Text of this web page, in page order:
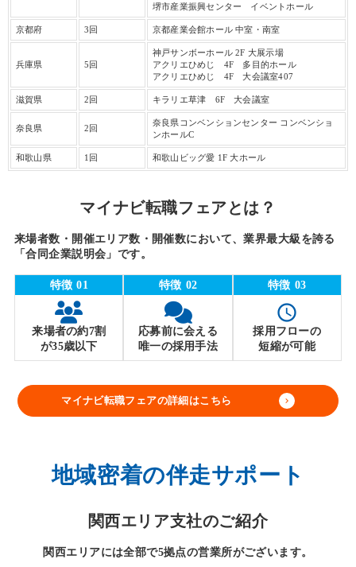
堺市産業振興センター イベントホール
京都府 3回 京都産業会館ホール 中室・南室
兵庫県 5回
神戸サンボーホール 2F 大展示場
アクリエひめじ 4F 多目的ホール
アクリエひめじ 4F 大会議室407
滋賀県 2回 キラリエ草津 6F 大会議室
奈良県 2回
奈良県コンベンションセンター コンベンショ
ンホールC
和歌山県 1回 和歌山ビッグ愛 1F 大ホール
マイナビ転職フェアとは？
来場者数・開催エリア数・開催数において、業界最大級を誇る
「合同企業説明会」です。
特徴 01
来場者の約7割
が35歳以下
特徴 02
応募前に会える
唯一の採用手法
特徴 03
access_time
採用フローの
短縮が可能
マイナビ転職フェアの詳細はこちら keyboard_arrow_right
地域密着の伴走サポート
関西エリア支社のご紹介
関西エリアには全部で5拠点の営業所がございます。